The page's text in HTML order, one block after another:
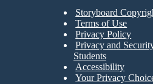
Storyboard
Terms of Use
Privacy Policy
Privacy and
Students
Accessibility
Your Privacy